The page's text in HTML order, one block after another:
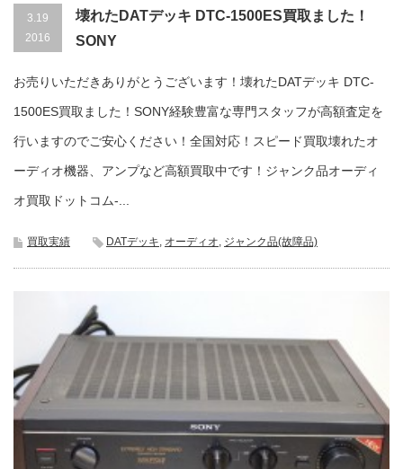
3.19
2016
壊れたDATデッキ DTC-1500ES買取ました！
SONY
お売りいただきありがとうございます！壊れたDATデッキ DTC-
1500ES買取ました！SONY経験豊富な専門スタッフが高額査定を
行いますのでご安心ください！全国対応！スピード買取壊れたオ
ーディオ機器、アンプなど高額買取中です！ジャンク品オーディ
オ買取ドットコム-...
買取実績 DATデッキ, オーディオ, ジャンク品(故障品)